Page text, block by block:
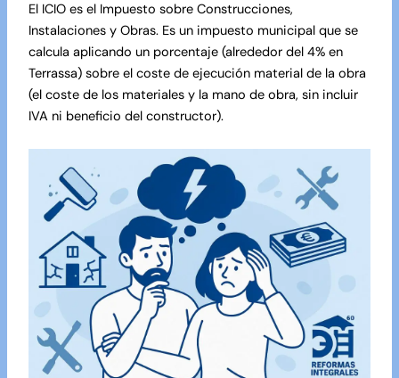
El ICIO es el Impuesto sobre Construcciones,
Instalaciones y Obras. Es un impuesto municipal que se
calcula aplicando un porcentaje (alrededor del 4% en
Terrassa) sobre el coste de ejecución material de la obra
(el coste de los materiales y la mano de obra, sin incluir
IVA ni beneficio del constructor).